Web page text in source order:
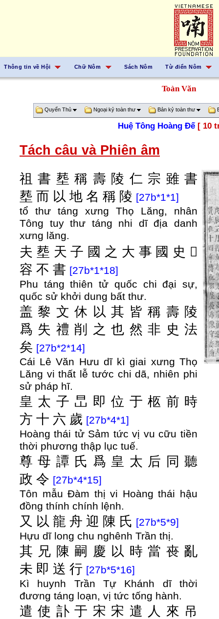
Thông tin về Hội Chữ Nôm Sách Nôm Từ điển Nôm
Toàn Văn
Quyển Thủ Ngoại kỷ toàn thư Bản kỷ toàn thư
Huệ Tông Hoàng Đế [ 10
Tách câu và Phiên âm
祖書 塟稱 壽 陵 仁 宗 雖書
塟 而 以 地 名 稱 陵 [27b*1*1]
tổ thư táng xưng Thọ Lăng, nhân
Tông tuy thư táng nhi dĩ địa danh
xưng lăng.
夫 塟 天子 國 之 大 事 國 史 𡸈
容 不 書 [27b*1*18]
Phu táng thiên tử quốc chi đại sự,
quốc sử khởi dung bất thư.
盖 黎 文休 以其 皆稱 壽 陵
爲 失 禮削 之也 然非 史法
矣 [27b*2*14]
Cái Lê Văn Hưu dĩ kì giai xưng Thọ
Lăng vi thất lễ tước chi dã, nhiên phi
sử pháp hĩ.
皇 太 子 旵 即位 于柩 前 時
方 十 六 歲 [27b*4*1]
Hoàng thái tử Sảm tức vị vu cữu tiền
thời phương thập lục tuế.
尊母 譚 氏 爲 皇 太 后 同聽
政 令 [27b*4*15]
Tôn mẫu Đàm thị vi Hoàng thái hậu
đồng thính chính lệnh.
又 以 龍 舟 迎 陳 氏 [27b*5*9]
Hựu dĩ long chu nghênh Trần thị.
其 兄 陳 嗣 慶 以 時 當 䘮 亂
未 即 送 行 [27b*5*16]
Kì huynh Trần Tự Khánh dĩ thời
đương táng loạn, vị tức tống hành.
遣使 訃于 宋宋 遣 人 來 吊